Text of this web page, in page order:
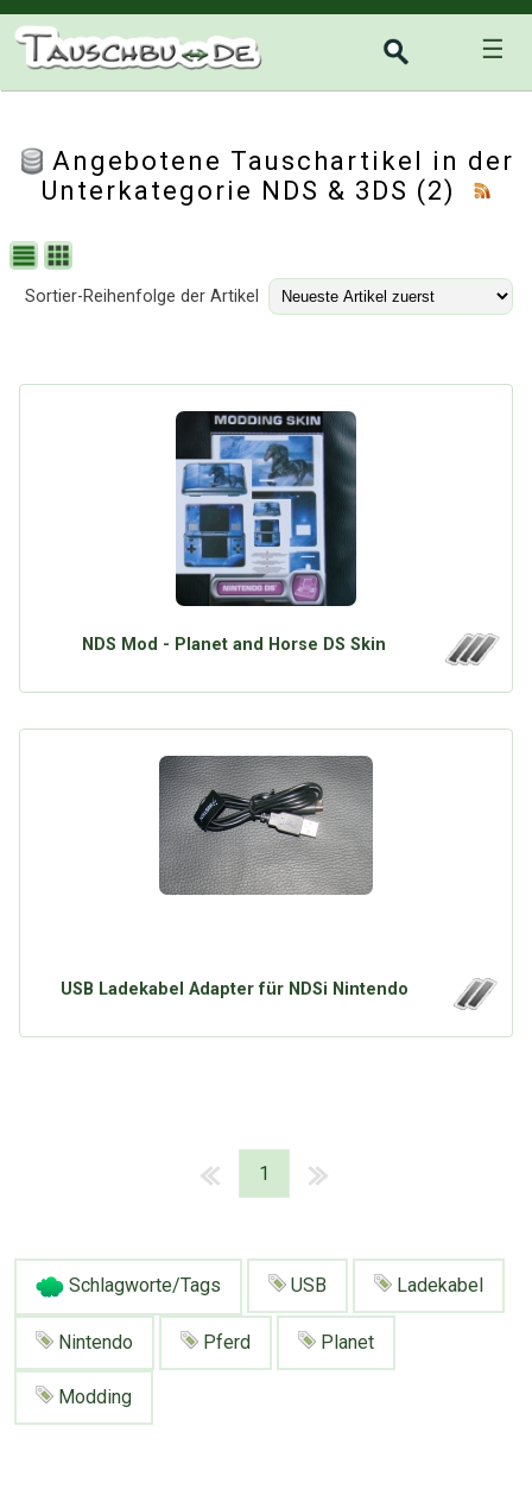
☰
Angebotene Tauschartikel in der
Unterkategorie NDS & 3DS (2)
Sortier-Reihenfolge der Artikel
NDS Mod - Planet and Horse DS Skin
USB Ladekabel Adapter für NDSi Nintendo
1
Schlagworte/Tags USB Ladekabel
Nintendo Pferd Planet
Modding